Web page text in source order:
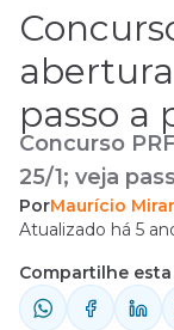
passo a
Concurso
25/1; veja
PorMaurício
Atualizado há 5
Compartilhe